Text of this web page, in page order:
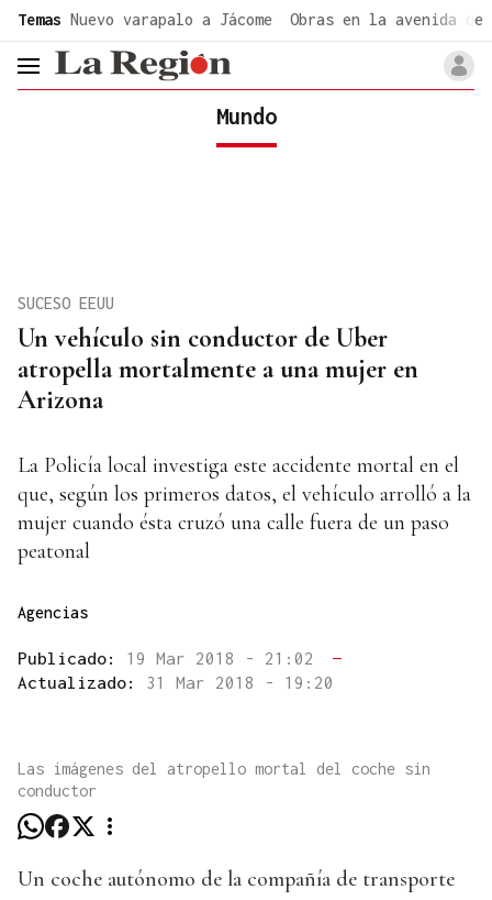
Temas Nuevo varapalo a Jácome Obras en la avenida de
header.menu.open
Mundo
Un vehículo sin conductor de Uber
atropella mortalmente a una mujer en
Arizona
SUCESO EEUU
La Policía local investiga este accidente mortal en el
que, según los primeros datos, el vehículo arrolló a la
mujer cuando ésta cruzó una calle fuera de un paso
peatonal
Agencias
Publicado: 19 Mar 2018 - 21:02
—
Actualizado: 31 Mar 2018 - 19:20
Las imágenes del atropello mortal del coche sin
conductor
Un coche autónomo de la compañía de transporte